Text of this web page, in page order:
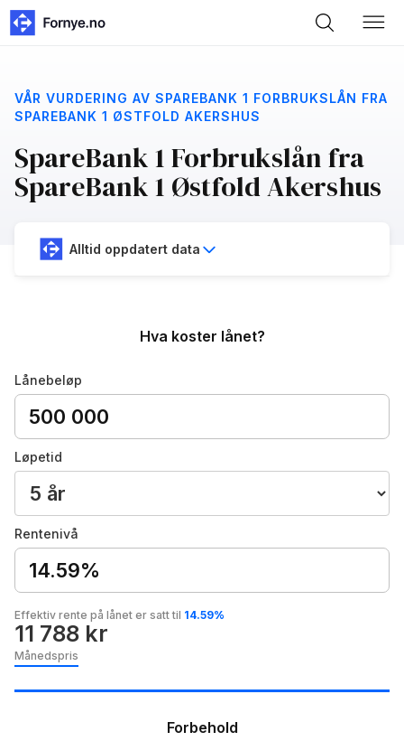
VÅR VURDERING AV SPAREBANK 1 FORBRUKSLÅN FRA
SPAREBANK 1 ØSTFOLD AKERSHUS
SpareBank 1 Forbrukslån fra
SpareBank 1 Østfold Akershus
Alltid oppdatert data
Hva koster lånet?
Lånebeløp
Løpetid
Rentenivå
14.59%
Effektiv rente på lånet er satt til 14.59%
11 788 kr
Månedspris
Forbehold